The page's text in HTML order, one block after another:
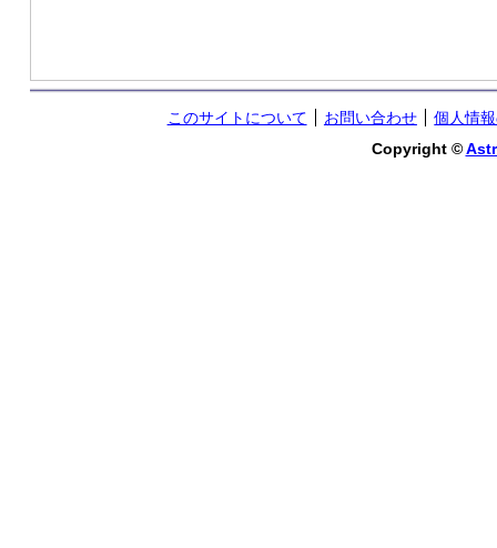
このサイトについて お問い合わせ
個人情
Copyright ©